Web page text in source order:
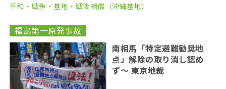
平和・戦争・基地・戦後補償（沖縄基地）
福島第一原発事故
南相馬「特定避難勧奨地
点」解除の取り消し認め
ず〜 東京地裁